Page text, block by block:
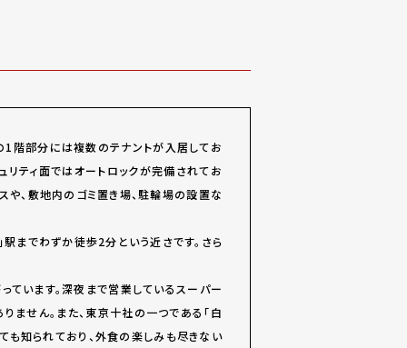
1階部分には複数のテナントが入居してお
リティ面ではオートロックが完備されてお
、敷地内のゴミ置き場、駐輪場の設置な
までわずか徒歩2分という近さです。さら
います。深夜まで営業しているスーパー
ません。また、東京十社の一つである「白
も知られており、外食の楽しみも尽きない